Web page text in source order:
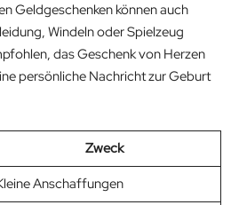
Geldgeschenken können auch
Windeln oder Spielzeug
das Geschenk von Herzen
persönliche Nachricht zur Geburt
Zweck
Anschaffungen